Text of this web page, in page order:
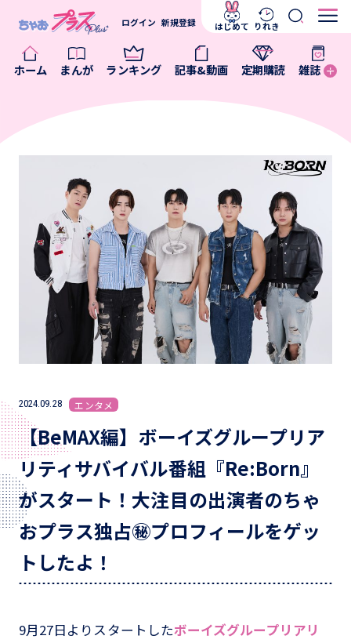
ホーム まんが ランキング 記事&動画 定期購読 雑誌
ログイン 新規登録 はじめて りれき
2024.09.28 エンタメ
【BeMAX編】ボーイズグループリア
リティサバイバル番組『Re:Born』
がスタート！大注目の出演者のちゃ
おプラス独占㊙プロフィールをゲッ
トしたよ！
9月27日よりスタートしたボーイズグループリアリ